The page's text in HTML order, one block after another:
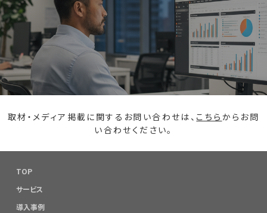
取材・メディア掲載に関するお問い合わせは、 こちら からお問
い合わせください。
TOP
サービス
導入事例